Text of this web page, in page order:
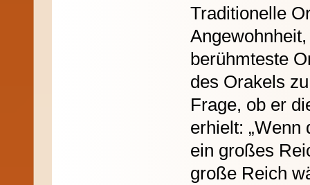
Traditionelle
berühmteste
des Orakels
Frage, ob er
erhielt: „Wenn
ein großes
große Reich